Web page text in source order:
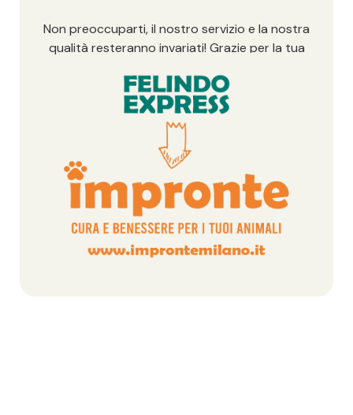
Non preoccuparti, il nostro servizio e la nostra
qualità resteranno invariati! Grazie per la tua